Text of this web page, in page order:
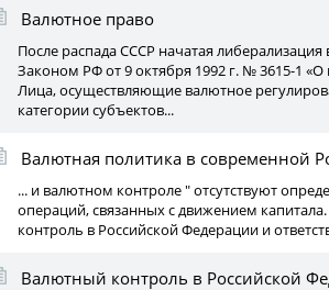
Валютное право
После распада СССР начатая
Законом РФ от 9 октября 1992 г. № 3615-1
Лица, осуществляющие валютное
категории субъектов...
Валютная политика в современной
... и валютном контроле " отсутствуют
операций, связанных с движением
контроль в Российской Федерации и
Валютный контроль в Российской